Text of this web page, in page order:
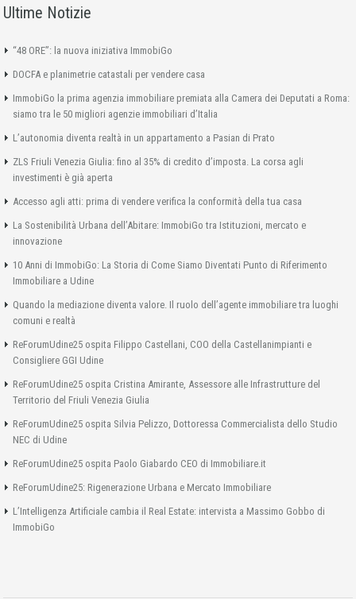
Ultime Notizie
“48 ORE”: la nuova iniziativa ImmobiGo
DOCFA e planimetrie catastali per vendere casa
ImmobiGo la prima agenzia immobiliare premiata alla Camera dei Deputati a Roma:
siamo tra le 50 migliori agenzie immobiliari d’Italia
L’autonomia diventa realtà in un appartamento a Pasian di Prato
ZLS Friuli Venezia Giulia: fino al 35% di credito d’imposta. La corsa agli
investimenti è già aperta
Accesso agli atti: prima di vendere verifica la conformità della tua casa
La Sostenibilità Urbana dell’Abitare: ImmobiGo tra Istituzioni, mercato e
innovazione
10 Anni di ImmobiGo: La Storia di Come Siamo Diventati Punto di Riferimento
Immobiliare a Udine
Quando la mediazione diventa valore. Il ruolo dell’agente immobiliare tra luoghi
comuni e realtà
ReForumUdine25 ospita Filippo Castellani, COO della Castellanimpianti e
Consigliere GGI Udine
ReForumUdine25 ospita Cristina Amirante, Assessore alle Infrastrutture del
Territorio del Friuli Venezia Giulia
ReForumUdine25 ospita Silvia Pelizzo, Dottoressa Commercialista dello Studio
NEC di Udine
ReForumUdine25 ospita Paolo Giabardo CEO di Immobiliare.it
ReForumUdine25: Rigenerazione Urbana e Mercato Immobiliare
L’Intelligenza Artificiale cambia il Real Estate: intervista a Massimo Gobbo di
ImmobiGo